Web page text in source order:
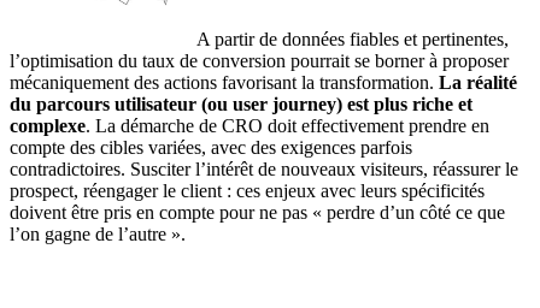
A partir de données fiables et pertinentes,
l’optimisation du taux de conversion pourrait se borner à proposer
mécaniquement des actions favorisant la transformation. La réalité
du parcours utilisateur (ou user journey) est plus riche et
complexe. La démarche de CRO doit effectivement prendre en
compte des cibles variées, avec des exigences parfois
contradictoires. Susciter l’intérêt de nouveaux visiteurs, réassurer le
prospect, réengager le client : ces enjeux avec leurs spécificités
doivent être pris en compte pour ne pas « perdre d’un côté ce que
l’on gagne de l’autre ».